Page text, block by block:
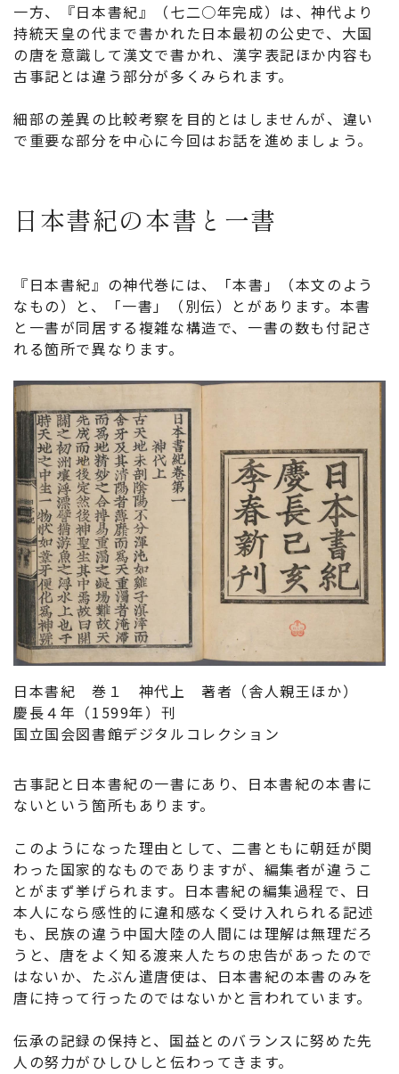
一方、『日本書紀』（七二○年完成）は、神代より
持統天皇の代まで書かれた日本最初の公史で、大国
の唐を意識して漢文で書かれ、漢字表記ほか内容も
古事記とは違う部分が多くみられます。
細部の差異の比較考察を目的とはしませんが、違い
で重要な部分を中心に今回はお話を進めましょう。
日本書紀の本書と一書
『日本書紀』の神代巻には、「本書」（本文のよう
なもの）と、「一書」（別伝）とがあります。本書
と一書が同居する複雑な構造で、一書の数も付記さ
れる箇所で異なります。
日本書紀 巻１ 神代上 著者（舎人親王ほか）
慶長４年（1599年）刊
国立国会図書館デジタルコレクション
古事記と日本書紀の一書にあり、日本書紀の本書に
ないという箇所もあります。
このようになった理由として、二書ともに朝廷が関
わった国家的なものでありますが、編集者が違うこ
とがまず挙げられます。日本書紀の編集過程で、日
本人になら感性的に違和感なく受け入れられる記述
も、民族の違う中国大陸の人間には理解は無理だろ
うと、唐をよく知る渡来人たちの忠告があったので
はないか、たぶん遣唐使は、日本書紀の本書のみを
唐に持って行ったのではないかと言われています。
伝承の記録の保持と、国益とのバランスに努めた先
人の努力がひしひしと伝わってきます。